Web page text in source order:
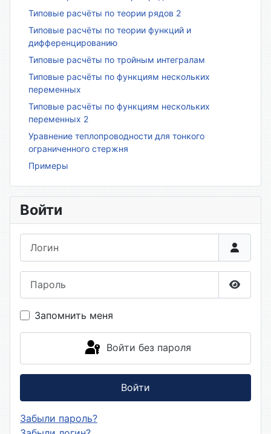
Типовые расчёты по теории рядов 2
Типовые расчёты по теории функций и
дифференцированию
Типовые расчёты по тройным интегралам
Типовые расчёты по функциям нескольких
переменных
Типовые расчёты по функциям нескольких
переменных 2
Уравнение теплопроводности для тонкого
ограниченного стержня
Примеры
Войти
Запомнить меня
Войти без пароля
Войти
Забыли пароль?